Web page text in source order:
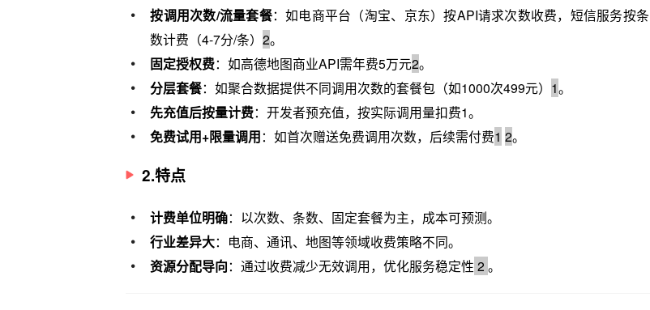
按调用次数/流量套餐：如电商平台（淘宝、京东）按API请求次数收费，短信服务按条
数计费（4-7分/条） 2。
固定授权费：如高德地图商业API需年费5万元2。
分层套餐：如聚合数据提供不同调用次数的套餐包（如1000次499元） 1。
先充值后按量计费：开发者预充值，按实际调用量扣费1。
免费试用+限量调用：如首次赠送免费调用次数，后续需付费1 2。
2.特点
计费单位明确：以次数、条数、固定套餐为主，成本可预测。
行业差异大：电商、通讯、地图等领域收费策略不同。
资源分配导向：通过收费减少无效调用，优化服务稳定性 2 。